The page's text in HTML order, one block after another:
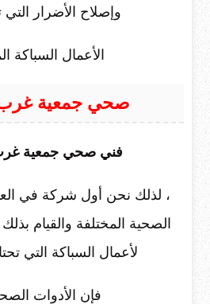
وإصلاح الأضرار
الأعمال السباكة
صحي جمعية
فني صحي جمعية
، لذلك نحن أول شركة في
الصحية المختلفة والقيام
لأعمال السباكة التي
فإن الأدوات